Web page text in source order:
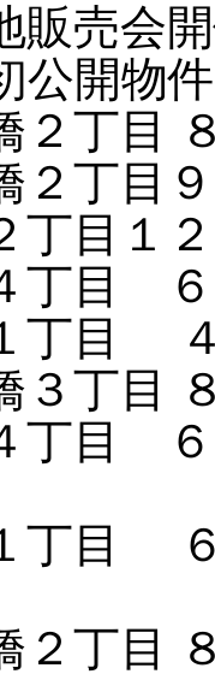
販売会
開物
２丁目
２丁目
丁目１
丁目
丁目
３丁目
丁目
丁目
２丁目